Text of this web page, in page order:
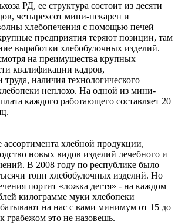
РД, ее структура состоит из десяти
четырехсот мини-пекарен и
хлебопечения с помощью печей
предприятия теряют позиции, там
выработки хлeбобулочных изделий.
на преимущества крупных
квалификации кадров,
труда, наличия технологического
неплохо. На одной из мини-
каждого работающего составляет 20
хлебной продукции,
новых видов изделий лечебного и
В 2008 году по республике было
тонн хлебобулочных изделий. Но
портит «ложка дегтя» - на каждом
килограмме муки хлебопеки
на нас с вами минимум от 15 до
грабежом это не назовешь.